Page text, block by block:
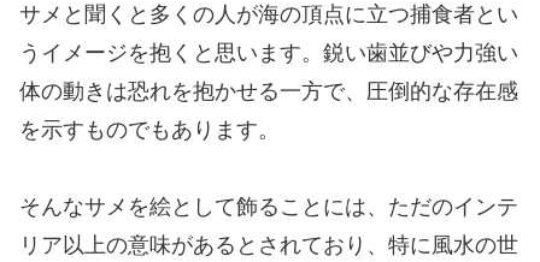
サメと聞くと多くの人が海の頂点に立つ捕食者とい
うイメージを抱くと思います。鋭い歯並びや力強い
体の動きは恐れを抱かせる一方で、圧倒的な存在感
を示すものでもあります。
そんなサメを絵として飾ることには、ただのインテ
リア以上の意味があるとされており、特に風水の世